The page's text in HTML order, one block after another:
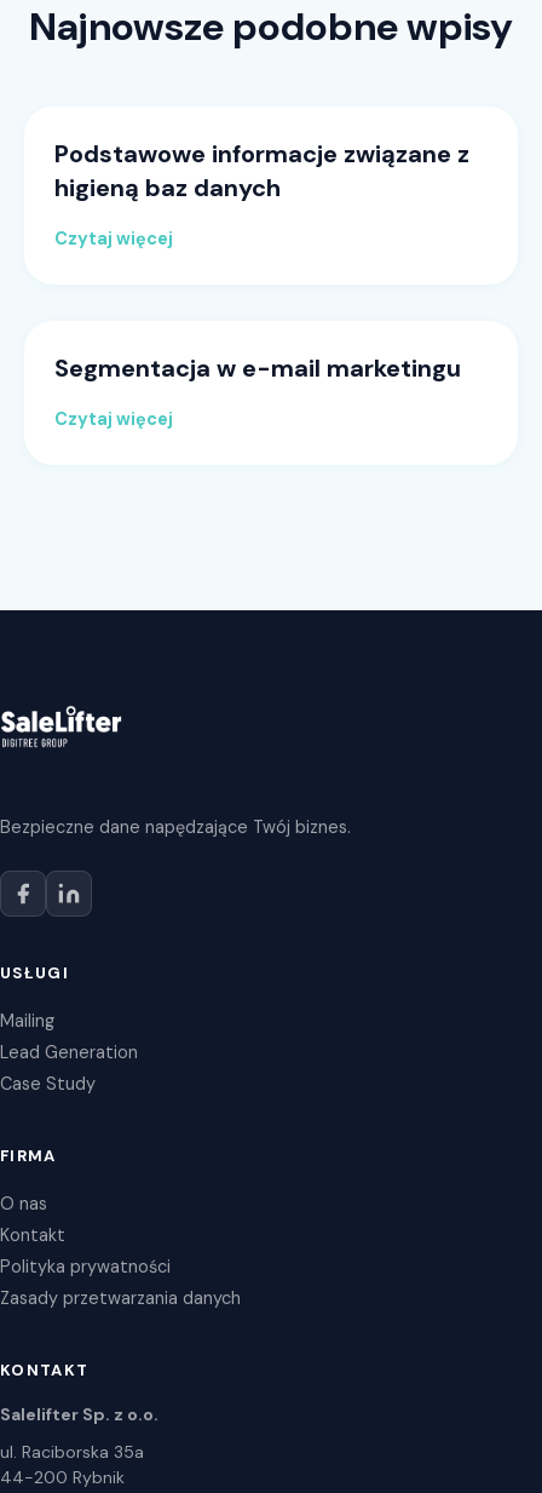
Najnowsze podobne wpisy
Podstawowe informacje związane z
higieną baz danych
Czytaj więcej
Segmentacja w e-mail marketingu
Czytaj więcej
Bezpieczne dane napędzające Twój biznes.
USŁUGI
Mailing
Lead Generation
Case Study
FIRMA
O nas
Kontakt
Polityka prywatności
Zasady przetwarzania danych
KONTAKT
Salelifter Sp. z o.o.
ul. Raciborska 35a
44-200 Rybnik